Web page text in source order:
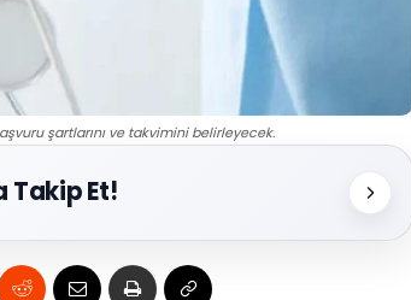
şartlarını ve takvimini belirleyecek.
Takip Et!